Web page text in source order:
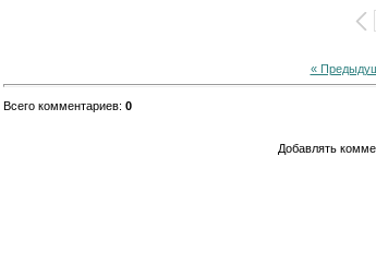
«
Всего комментариев: 0
Добавлять